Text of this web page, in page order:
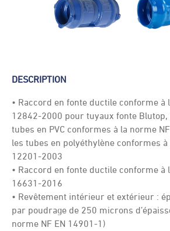
DESCRIPTION
• Raccord en fonte ductile conforme à
12842-2000 pour tuyaux fonte Blutop,
tubes en PVC conformes à la norme
les tubes en polyéthylène conformes à
12201-2003
• Raccord en fonte ductile conforme à
16631-2016
• Revêtement intérieur et extérieur :
par poudrage de 250 microns
norme NF EN 14901-1)